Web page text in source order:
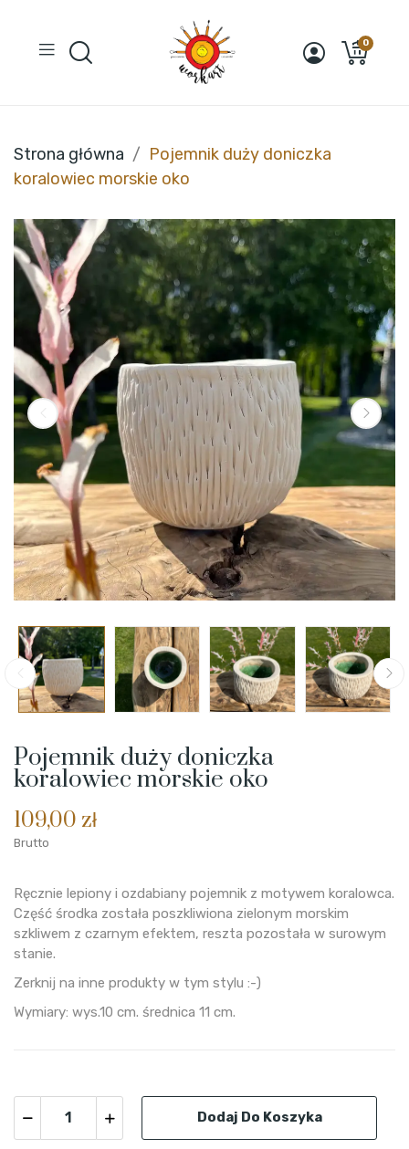
0
Strona główna
Pojemnik duży doniczka
koralowiec morskie oko
Pojemnik duży doniczka
koralowiec morskie oko
109,00 zł
Brutto
Ręcznie lepiony i ozdabiany pojemnik z motywem koralowca.
Część środka została poszkliwiona zielonym morskim
szkliwem z czarnym efektem, reszta pozostała w surowym
stanie.
Zerknij na inne produkty w tym stylu :-)
Wymiary: wys.10 cm. średnica 11 cm.
Dodaj Do Koszyka